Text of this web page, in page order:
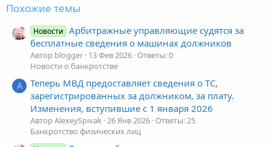
Похожие темы
Новости
Арбитражные управляющие судятся за
бесплатные сведения о машинах должников
Автор blogger 13 Фев 2026 Ответы: 0
Новости о банкротстве
A
Теперь МВД предоставляет сведения о ТС,
зарегистрированных за должником, за плату.
Изменения, вступившие с 1 января 2026
Автор AlexeySpivak 26 Янв 2026 Ответы: 25
Банкротство физических лиц